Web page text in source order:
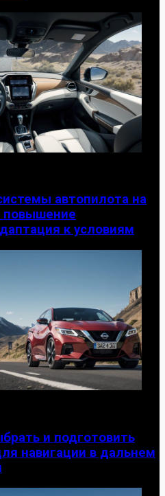
автопилота на
повышение
к условиям
и подготовить
навигации в дальнем